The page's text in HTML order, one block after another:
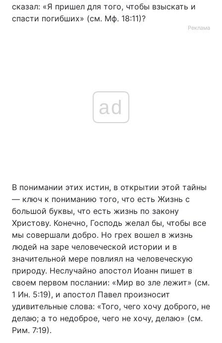
сказал: «Я пришел для того, чтобы взыскать и
спасти погибших» (см. Мф. 18:11)?
Реклама
ad
В понимании этих истин, в открытии этой тайны
— ключ к пониманию того, что есть Жизнь с
большой буквы, что есть жизнь по закону
Христову. Конечно, Господь желал бы, чтобы все
мы совершали добро. Но грех вошел в жизнь
людей на заре человеческой истории и в
значительной мере повлиял на человеческую
природу. Неслучайно апостол Иоанн пишет в
своем первом послании: «Мир во зле лежит» (см.
1 Ин. 5:19), и апостол Павел произносит
удивительные слова: «Того, чего хочу доброго, не
делаю; а то недоброе, чего не хочу, делаю» (см.
Рим. 7:19).